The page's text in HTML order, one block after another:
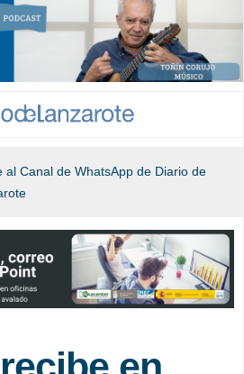
to navigation
al Canal de WhatsApp de Diario de